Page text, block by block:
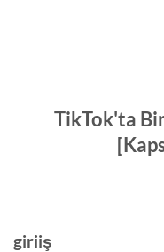
TikTok'ta
giriiş